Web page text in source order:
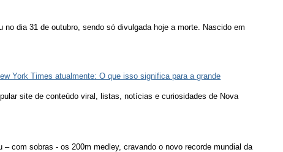
no dia 31 de outubro, sendo só divulgada hoje a morte. Nascido em
York Times atualmente: O que isso significa para a grande
site de conteúdo viral, listas, notícias e curiosidades de Nova
com sobras - os 200m medley, cravando o novo recorde mundial da